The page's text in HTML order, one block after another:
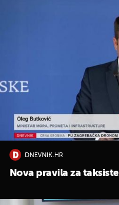
DNEVNIK.HR
Nova pravila za taksiste